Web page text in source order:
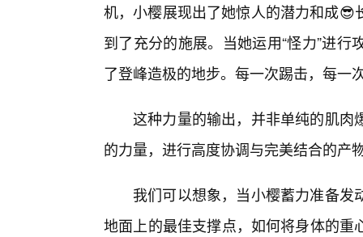
机，小樱展现出了她惊人的潜力和成
到了充分的施展。当她运用“怪力”进
了登峰造极的地步。每一次踢击，每一
这种力量的输出，并非单纯的肌肉
的力量，进行高度协调与完美结合的产
我们可以想象，当小樱蓄力准备
地面上的最佳支撑点，如何将身体的